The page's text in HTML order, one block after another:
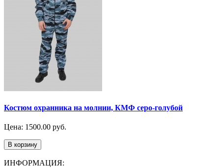
Костюм охранника на молнии, КМФ серо-голубой
Цена: 1500.00 руб.
В корзину
ИНФОРМАЦИЯ: